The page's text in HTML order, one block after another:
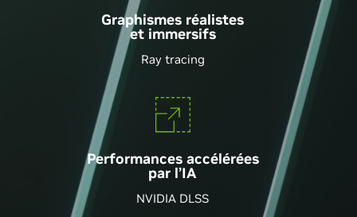
Graphismes réalistes
et immersifs
Ray tracing
Performances accélérées
par l’IA
NVIDIA DLSS